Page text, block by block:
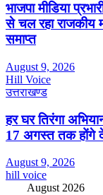
भाजपा मीडिया
से चल रहा राजकीय
समाप्त
August 9, 2026
Hill Voice
उत्तराखण्ड
हर घर तिरंगा
17 अगस्त तक होंगे
August 9, 2026
hill voice
August 2026